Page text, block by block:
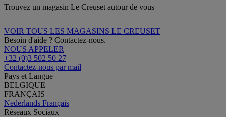
Trouvez un magasin Le Creuset autour de vous
VOIR TOUS LES MAGASINS LE CREUSET
Besoin d'aide ? Contactez-nous.
NOUS APPELER
+32 (0)3 502 50 27
Contactez-nous par mail
Pays et Langue
BELGIQUE
FRANÇAIS
Nederlands Français
Réseaux Sociaux